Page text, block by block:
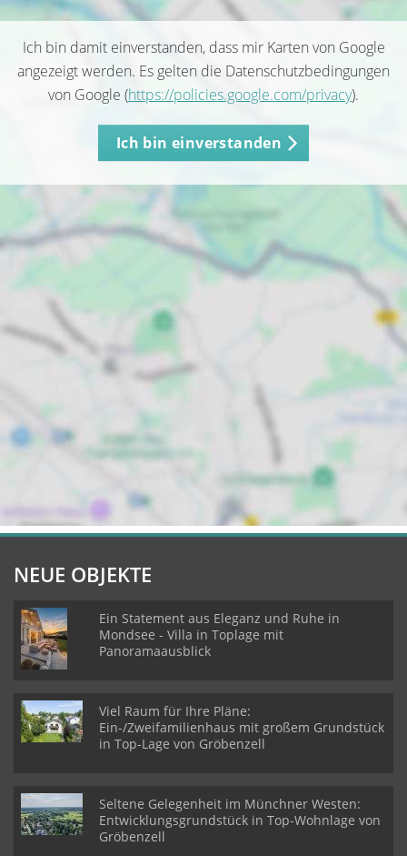
Ich bin damit einverstanden, dass mir Karten von Google
angezeigt werden. Es gelten die Datenschutzbedingungen
von Google (https://policies.google.com/privacy).
Ich bin einverstanden
NEUE OBJEKTE
Ein Statement aus Eleganz und Ruhe in
Mondsee - Villa in Toplage mit
Panoramaausblick
Viel Raum für Ihre Pläne:
Ein-/Zweifamilienhaus mit großem Grundstück
in Top-Lage von Gröbenzell
Seltene Gelegenheit im Münchner Westen:
Entwicklungsgrundstück in Top-Wohnlage von
Gröbenzell